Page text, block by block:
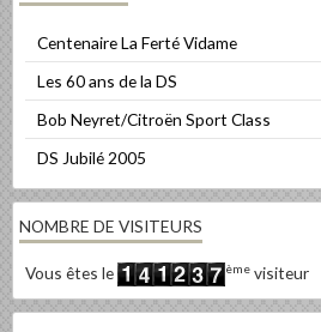
Centenaire La Ferté Vidame
Les 60 ans de la DS
Bob Neyret/Citroën Sport Class
DS Jubilé 2005
NOMBRE DE VISITEURS
Vous êtes le ème visiteur